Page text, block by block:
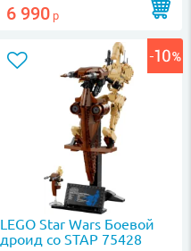
6 990 р
LEGO Star Wars Боевой
дроид со STAP 75428